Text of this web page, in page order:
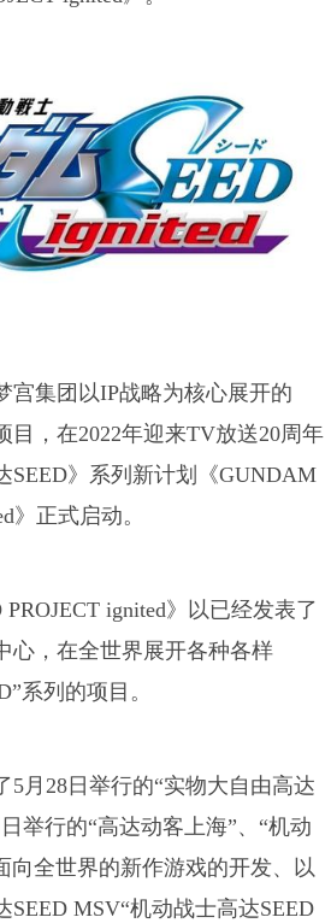
集团以IP战略为核心展开的
目，在2022年迎来TV放送20周年
SEED》系列新计划《GUNDAM
》正式启动。
ignited》以已经发表了
心，在全世界展开各种各样
系列的项目。
28日举行的“实物大自由高达
举行的“高达动客上海”、“机动
向全世界的新作游戏的开发、以
SEED MSV“机动战士高达SEED